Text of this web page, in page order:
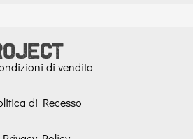
di vendita
di Recesso